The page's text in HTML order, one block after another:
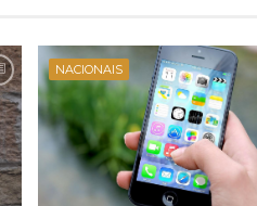
NACIONAIS